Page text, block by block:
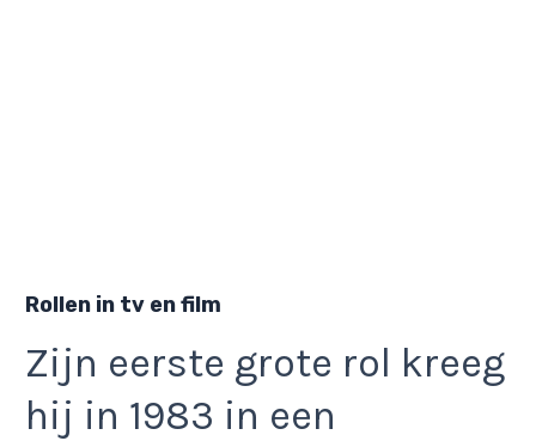
Rollen in tv en film
Zijn eerste grote rol kreeg
hij in 1983 in een